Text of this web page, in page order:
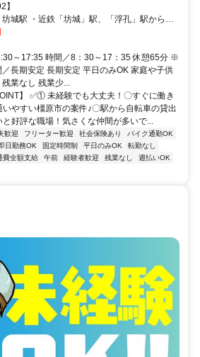
長期安定人気のお仕事✿幅広い年代が活躍中
】
孔」駅から車5
分 橿原アルル車5分 、京奈和道「御所出口」
で自転車貸し出しOK 車通勤OK バイ
料駐車
■公共交通機関、バス、自転車、車通勤OK
～17:35 時間／8：30～17：35 休憩65分 ※
長期安定 長期安定 平日のみOK 家庭や子供
業なし 残業少...
】 ✅️① 未経験でも大丈夫！〇すぐに働き
やすい橿原市の案件♪〇駅から自転車の貸出
好評な職場！気さくな仲間が多いで...
歓迎 フリーター歓迎 社会保険あり
バイク通勤OK
日勤務OK 固定時間制 平日のみOK
転勤なし
費全額支給 午前 経験者歓迎 残業なし
週払いOK